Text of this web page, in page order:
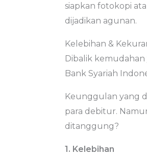
siapkan fotokopi
dijadikan agunan.
Kelebihan &
Dibalik
Bank Syariah
Keunggulan yang
para debitur.
ditanggung?
1. Kelebihan